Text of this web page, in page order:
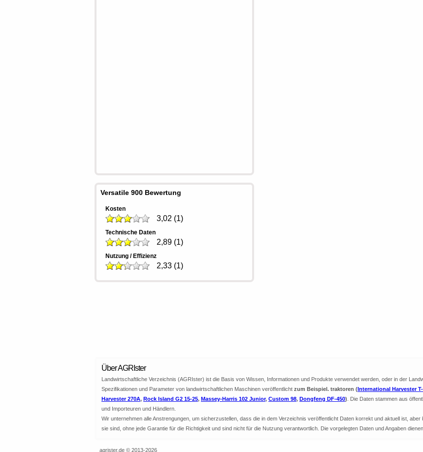
Versatile 900 Bewertung
Kosten
3,02 (1)
Technische Daten
2,89 (1)
Nutzung / Effizienz
2,33 (1)
Über AGRIster
Landwirtschaftliche Verzeichnis (AGRIster) ist die Basis von Wissen, Informationen und Produkte verwendet werden, oder in der
Spezifikationen und Parameter von landwirtschaftlichen Maschinen veröffentlicht zum Beispiel. traktoren (International Harvester
Harvester 270A, Rock Island G2 15-25, Massey-Harris 102 Junior, Custom 98, Dongfeng DF-450) . Die Daten stammen aus
und Importeuren und Händlern.
Wir unternehmen alle Anstrengungen, um sicherzustellen, dass die in dem Verzeichnis veröffentlicht Daten korrekt und aktuell ist,
sie sind, ohne jede Garantie für die Richtigkeit und sind nicht für die Nutzung verantwortlich. Die vorgelegten Daten und Angaben
agrister.de © 2013-2026